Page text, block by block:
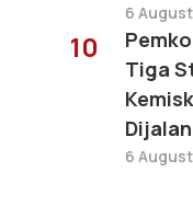
6
10
Tiga
6